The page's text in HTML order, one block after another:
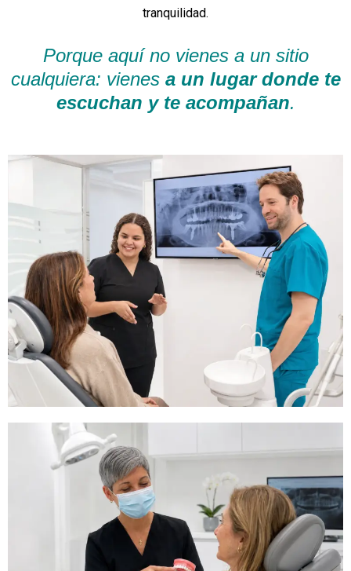
tranquilidad.
Porque aquí no vienes a un sitio
cualquiera: vienes a un lugar donde te
escuchan y te acompañan.